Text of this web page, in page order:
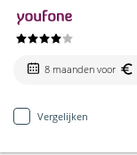
8 maanden voor
Vergelijken